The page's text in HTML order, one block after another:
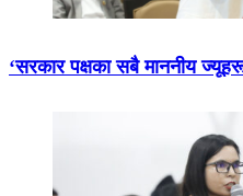
‘सरकार पक्षका सबै माननीय